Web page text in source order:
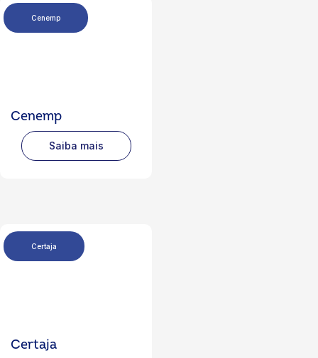
Cenemp
Cenemp
Saiba mais
Certaja
Certaja